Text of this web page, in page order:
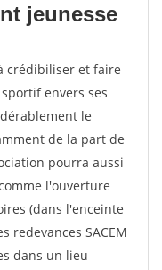
jeunesse
crédibiliser et faire
envers ses
le
de la part de
pourra aussi
l'ouverture
(dans l'enceinte
redevances SACEM
dans un lieu